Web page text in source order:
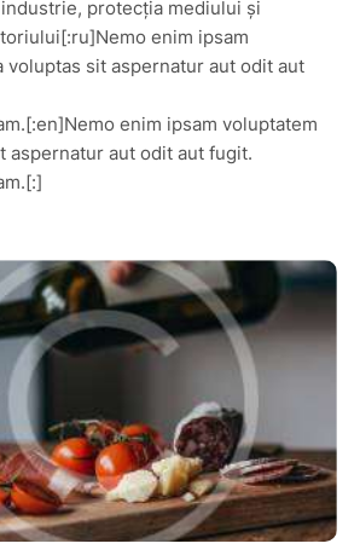
protecţia mediului și
enim ipsam
voluptas sit aspernatur aut odit aut
enim ipsam voluptatem
aspernatur aut odit aut fugit.